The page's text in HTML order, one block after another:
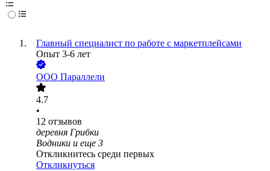
Главный специалист по работе с маркетплейсами
Опыт 3-6 лет
ООО Параллели
4.7
•
12 отзывов
деревня Грибки
Водники и еще 3
Откликнитесь среди первых
Откликнуться